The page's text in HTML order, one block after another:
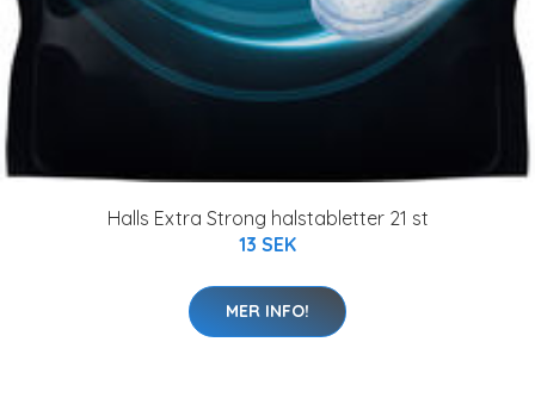
Halls Extra Strong halstabletter 21 st
13 SEK
MER INFO!